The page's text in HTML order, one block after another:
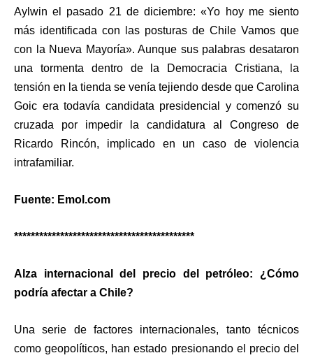
Aylwin el pasado 21 de diciembre: «Yo hoy me siento
más identificada con las posturas de Chile Vamos que
con la Nueva Mayoría». Aunque sus palabras desataron
una tormenta dentro de la Democracia Cristiana, la
tensión en la tienda se venía tejiendo desde que Carolina
Goic era todavía candidata presidencial y comenzó su
cruzada por impedir la candidatura al Congreso de
Ricardo Rincón, implicado en un caso de violencia
intrafamiliar.
Fuente: Emol.com
*******************************************
Alza internacional del precio del petróleo: ¿Cómo
podría afectar a Chile?
Una serie de factores internacionales, tanto técnicos
como geopolíticos, han estado presionando el precio del